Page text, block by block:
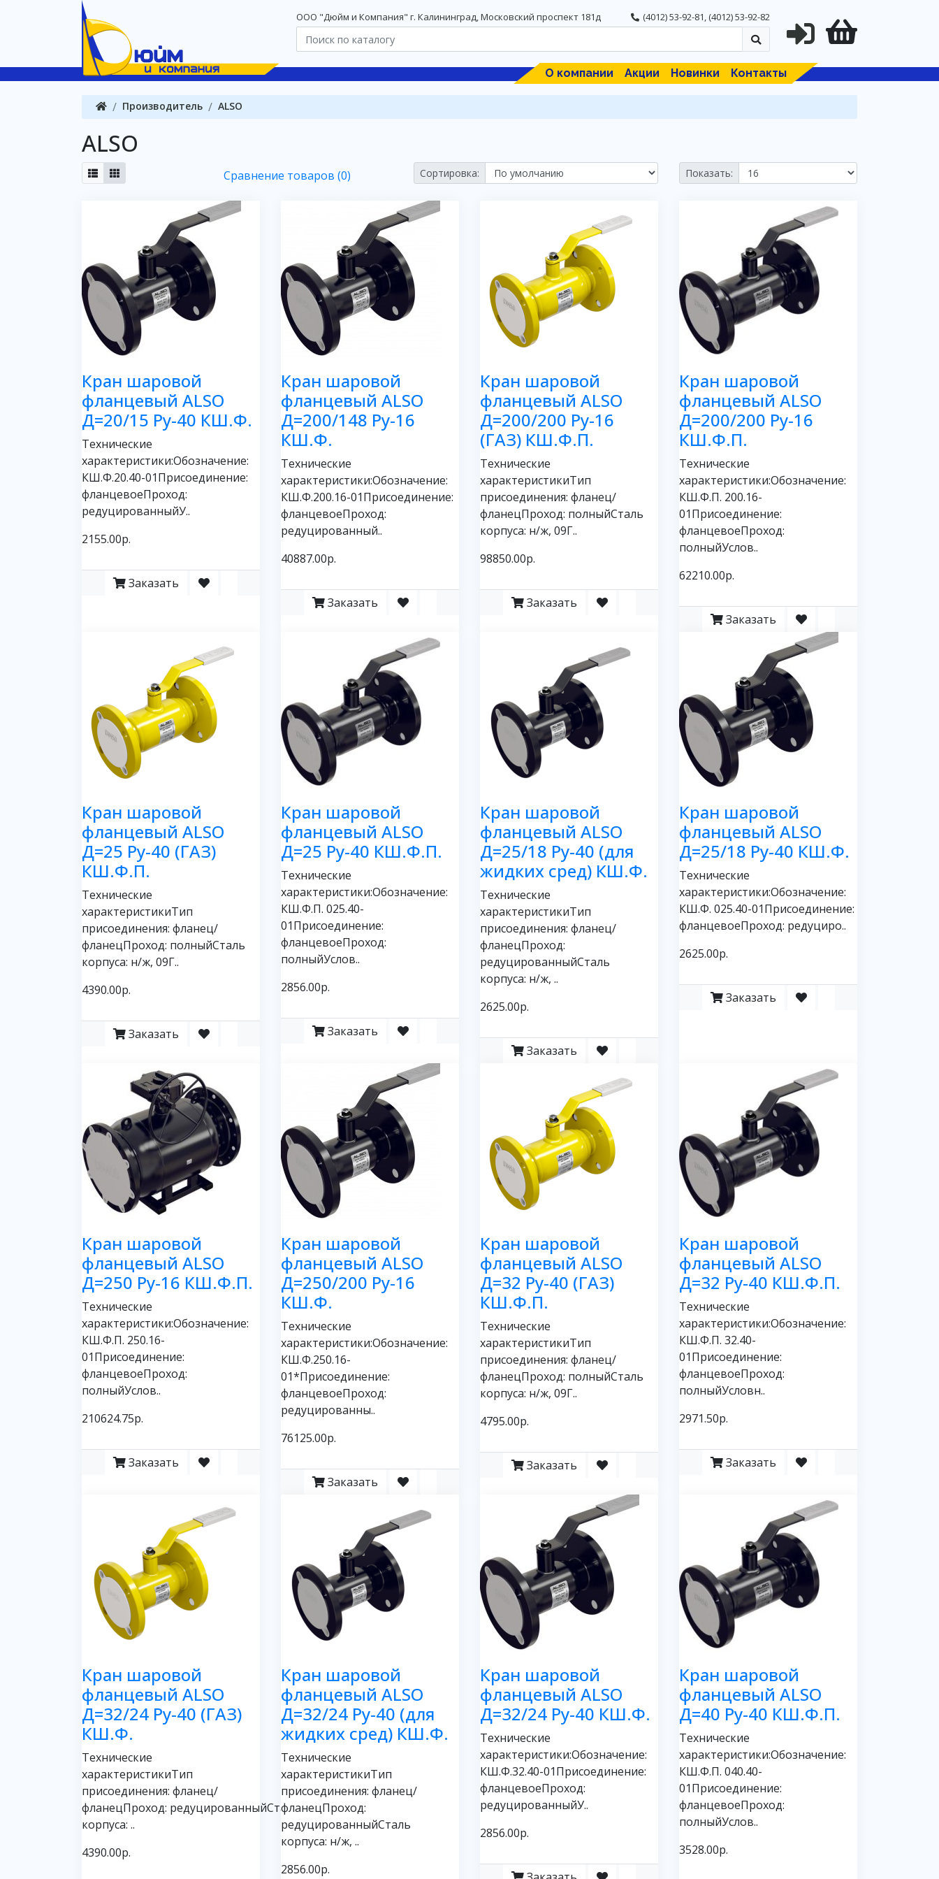
OOO "Дюйм и Компания" г. Калининград, Московский проспект 181д (4012) 53-92-81,(4012) 53-92-82
О компании Акции Новинки Контакты
Производитель ALSO
ALSO
Сравнение товаров (0) Сортировка: Показать:
Кран шаровой
фланцевый ALSO
Д=20/15 Ру-40 КШ.Ф.
Технические
характеристики:Обозначение:
КШ.Ф.20.40-01Присоединение:
фланцевоеПроход:
редуцированныйУ..
2155.00р.
Заказать
Кран шаровой
фланцевый ALSO
Д=200/148 Ру-16
КШ.Ф.
Технические
характеристики:Обозначение:
КШ.Ф.200.16-01Присоединение:
фланцевоеПроход:
редуцированный..
40887.00р.
Заказать
Кран шаровой
фланцевый ALSO
Д=200/200 Ру-16
(ГАЗ) КШ.Ф.П.
Технические
характеристикиТип
присоединения: фланец/
фланецПроход: полныйСталь
корпуса: н/ж, 09Г..
98850.00р.
Заказать
Кран шаровой
фланцевый ALSO
Д=200/200 Ру-16
КШ.Ф.П.
Технические
характеристики:Обозначение:
КШ.Ф.П. 200.16-
01Присоединение:
фланцевоеПроход:
полныйУслов..
62210.00р.
Заказать
Кран шаровой
фланцевый ALSO
Д=25 Ру-40 (ГАЗ)
КШ.Ф.П.
Технические
характеристикиТип
присоединения: фланец/
фланецПроход: полныйСталь
корпуса: н/ж, 09Г..
4390.00р.
Заказать
Кран шаровой
фланцевый ALSO
Д=25 Ру-40 КШ.Ф.П.
Технические
характеристики:Обозначение:
КШ.Ф.П. 025.40-
01Присоединение:
фланцевоеПроход:
полныйУслов..
2856.00р.
Заказать
Кран шаровой
фланцевый ALSO
Д=25/18 Ру-40 (для
жидких сред) КШ.Ф.
Технические
характеристикиТип
присоединения: фланец/
фланецПроход:
редуцированныйСталь
корпуса: н/ж, ..
2625.00р.
Заказать
Кран шаровой
фланцевый ALSO
Д=25/18 Ру-40 КШ.Ф.
Технические
характеристики:Обозначение:
КШ.Ф. 025.40-01Присоединение:
фланцевоеПроход: редуциро..
2625.00р.
Заказать
Кран шаровой
фланцевый ALSO
Д=250 Ру-16 КШ.Ф.П.
Технические
характеристики:Обозначение:
КШ.Ф.П. 250.16-
01Присоединение:
фланцевоеПроход:
полныйУслов..
210624.75р.
Заказать
Кран шаровой
фланцевый ALSO
Д=250/200 Ру-16
КШ.Ф.
Технические
характеристики:Обозначение:
КШ.Ф.250.16-
01*Присоединение:
фланцевоеПроход:
редуцированны..
76125.00р.
Заказать
Кран шаровой
фланцевый ALSO
Д=32 Ру-40 (ГАЗ)
КШ.Ф.П.
Технические
характеристикиТип
присоединения: фланец/
фланецПроход: полныйСталь
корпуса: н/ж, 09Г..
4795.00р.
Заказать
Кран шаровой
фланцевый ALSO
Д=32 Ру-40 КШ.Ф.П.
Технические
характеристики:Обозначение:
КШ.Ф.П. 32.40-
01Присоединение:
фланцевоеПроход:
полныйУсловн..
2971.50р.
Заказать
Кран шаровой
фланцевый ALSO
Д=32/24 Ру-40 (ГАЗ)
КШ.Ф.
Технические
характеристикиТип
присоединения: фланец/
фланецПроход: редуцированныйСталь
корпуса: ..
4390.00р.
Кран шаровой
фланцевый ALSO
Д=32/24 Ру-40 (для
жидких сред) КШ.Ф.
Технические
характеристикиТип
присоединения: фланец/
фланецПроход:
редуцированныйСталь
корпуса: н/ж, ..
2856.00р.
Кран шаровой
фланцевый ALSO
Д=32/24 Ру-40 КШ.Ф.
Технические
характеристики:Обозначение:
КШ.Ф.32.40-01Присоединение:
фланцевоеПроход:
редуцированныйУ..
2856.00р.
Кран шаровой
фланцевый ALSO
Д=40 Ру-40 КШ.Ф.П.
Технические
характеристики:Обозначение:
КШ.Ф.П. 040.40-
01Присоединение:
фланцевоеПроход:
полныйУслов..
3528.00р.